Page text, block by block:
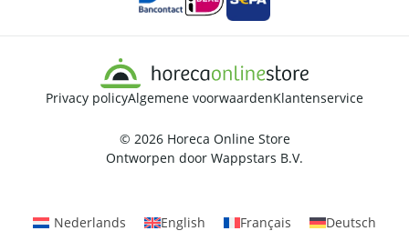
Privacy policyAlgemene voorwaardenKlantenservice
© 2026 Horeca Online Store
Ontworpen door Wappstars B.V.
Nederlands English Français Deutsch